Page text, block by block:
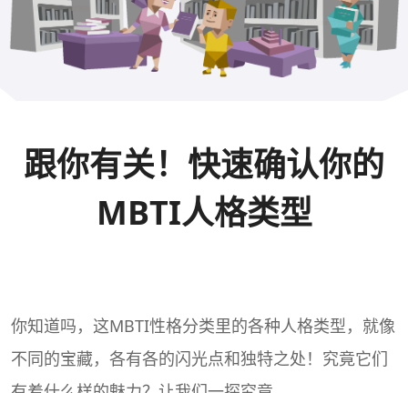
跟你有关！快速确认你的
MBTI人格类型
你知道吗，这MBTI性格分类里的各种人格类型，就像
不同的宝藏，各有各的闪光点和独特之处！究竟它们